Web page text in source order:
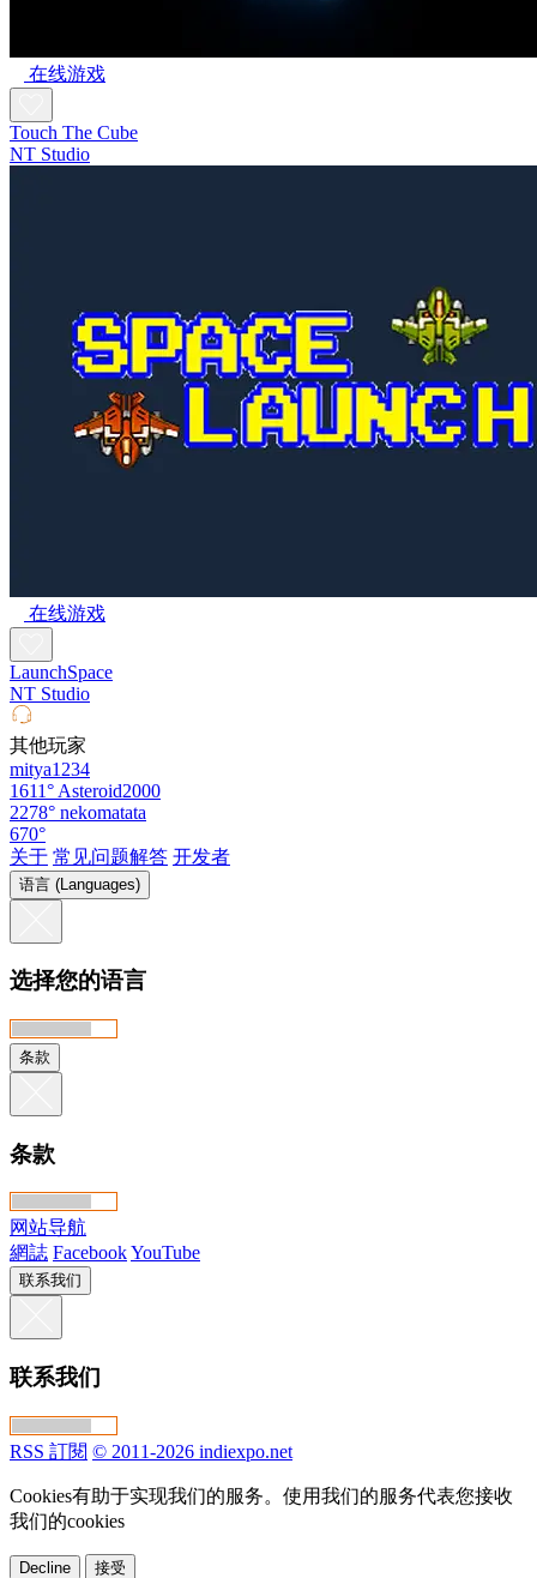
在线游戏
Touch The Cube
NT Studio
在线游戏
LaunchSpace
NT Studio
其他玩家
mitya1234
1611° Asteroid2000
2278° nekomatata
670°
关于 常见问题解答 开发者
语言 (Languages)
选择您的语言
条款
条款
网站导航
網誌 FacebookYouTube
联系我们
联系我们
RSS 訂閱 © 2011-2026 indiexpo.net
Cookies有助于实现我们的服务。使用我们的服务代表您接收
我们的cookies
Decline 接受